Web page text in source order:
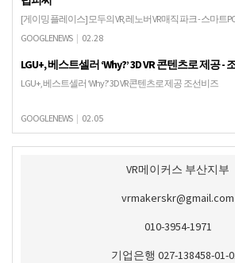
[게이밍 플레이스] 모두의 VR, 레노버 VR 매직 파크 - 스마트
랑=남지율 기자] 2018년 3월 28일, VR 게임을 소재로 한 '레디
GOOGLENEWS | 02.28
LGU+, 베스트셀러 ‘Why?’ 3D VR 콘텐츠로 제공 -
LGU+, 베스트셀러 ‘Why?’ 3D VR 콘텐츠로 제공 조선비즈
GOOGLENEWS | 02.05
VR메이커스 부산지부
vrmakerskr@gmail.com
010-3954-1971
기업은행 027-138458-01-